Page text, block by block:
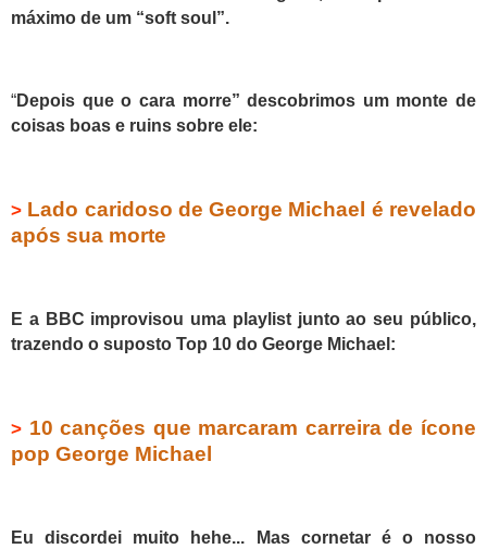
máximo de um “soft soul”.
“Depois que o cara morre” descobrimos um monte de
coisas boas e ruins sobre ele:
> Lado caridoso de George Michael é revelado
após sua morte
E a BBC improvisou uma playlist junto ao seu público,
trazendo o suposto Top 10 do George Michael:
> 10 canções que marcaram carreira de ícone
pop George Michael
Eu discordei muito hehe... Mas cornetar é o nosso